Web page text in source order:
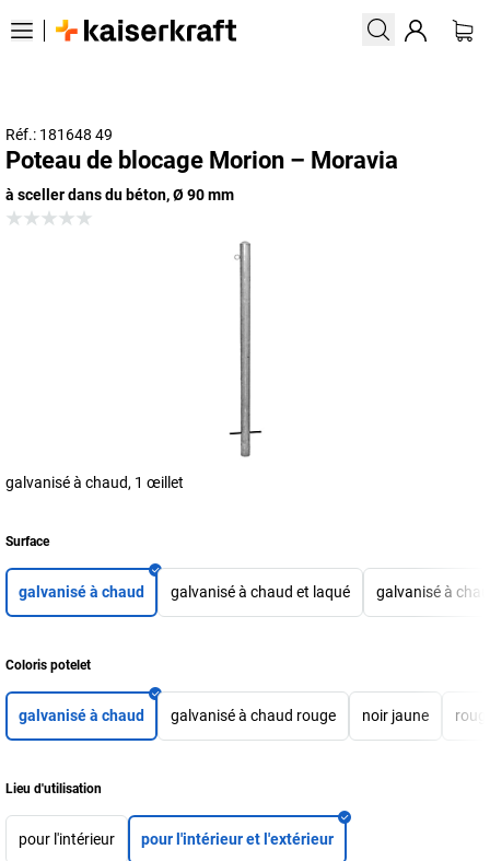
Réf.: 181648 49
Poteau de blocage Morion – Moravia
à sceller dans du béton, Ø 90 mm
galvanisé à chaud, 1 œillet
Surface
galvanisé à chaud galvanisé à chaud et laqué galvanisé à
Coloris potelet
galvanisé à chaud galvanisé à chaud rouge noir jaune
Lieu d'utilisation
pour l'intérieur pour l'intérieur et l'extérieur